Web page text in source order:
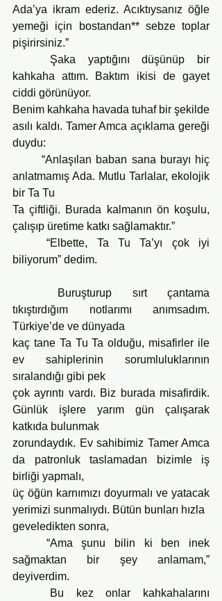
Ada’ya ikram ederiz. Acıktıysanız öğle
yemeği için bostandan** sebze toplar
pişirirsiniz.”
kahkaha attım. Baktım ikisi de gayet
ciddi görünüyor.
Benim kahkaha havada tuhaf bir şekilde
asılı kaldı. Tamer Amca açıklama gereği
duydu:
	“Anlaşılan baban sana burayı hiç
anlatmamış Ada. Mutlu Tarlalar, ekolojik
bir Ta Tu
Ta çiftliği. Burada kalmanın ön koşulu,
çalışıp üretime katkı sağlamaktır.”
	“Elbette, Ta Tu Ta’yı çok iyi
biliyorum” dedim.
tıkıştırdığım notlarımı anımsadım.
Türkiye’de ve dünyada
kaç tane Ta Tu Ta olduğu, misafirler ile
ev sahiplerinin sorumluluklarının
sıralandığı gibi pek
çok ayrıntı vardı. Biz burada misafirdik.
Günlük işlere yarım gün çalışarak
katkıda bulunmak
zorundaydık. Ev sahibimiz Tamer Amca
da patronluk taslamadan bizimle iş
birliği yapmalı,
üç öğün karnımızı doyurmalı ve yatacak
yerimizi sunmalıydı. Bütün bunları hızla
geveledikten sonra,
sağmaktan bir şey anlamam,”
deyiverdim.